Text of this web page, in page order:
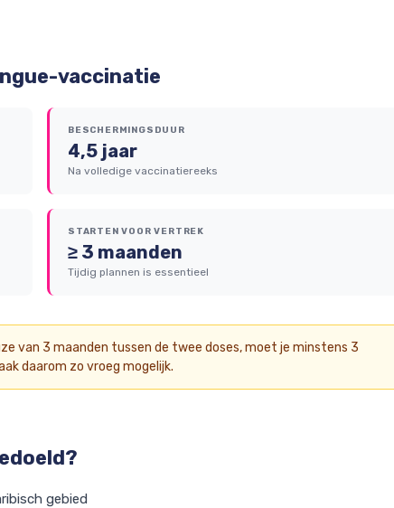
vaccinatie
BESCHERMINGSDUUR
4,5 jaar
Na volledige vaccinatiereeks
STARTEN VOOR VERTREK
≥ 3 maanden
Tijdig plannen is essentieel
van 3 maanden tussen de twee doses, moet je minstens 3
daarom zo vroeg mogelijk.
gebied